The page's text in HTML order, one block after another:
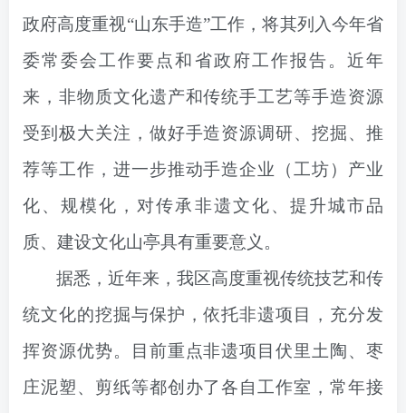
政府高度重视“山东手造”工作，将其列入今年省
委常委会工作要点和省政府工作报告。近年
来，非物质文化遗产和传统手工艺等手造资源
受到极大关注，做好手造资源调研、挖掘、推
荐等工作，进一步推动手造企业（工坊）产业
化、规模化，对传承非遗文化、提升城市品
质、建设文化山亭具有重要意义。
据悉，近年来，我区高度重视传统技艺和传
统文化的挖掘与保护，依托非遗项目，充分发
挥资源优势。目前重点非遗项目伏里土陶、枣
庄泥塑、剪纸等都创办了各自工作室，常年接